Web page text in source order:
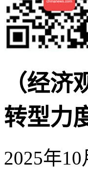
（经
转型力
2025年